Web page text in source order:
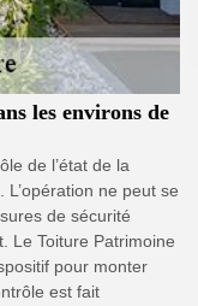
les environs de
de l’état de la
ne peut se
de sécurité
Le Toiture Patrimoine
pour monter
est fait